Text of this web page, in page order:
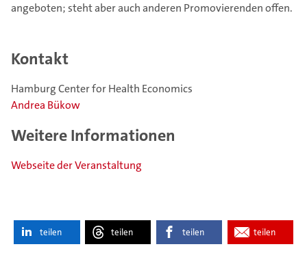
angeboten; steht aber auch anderen Promovierenden offen.
Kontakt
Hamburg Center for Health Economics
Andrea Bükow
Weitere Informationen
Webseite der Veranstaltung
teilen teilen teilen teilen